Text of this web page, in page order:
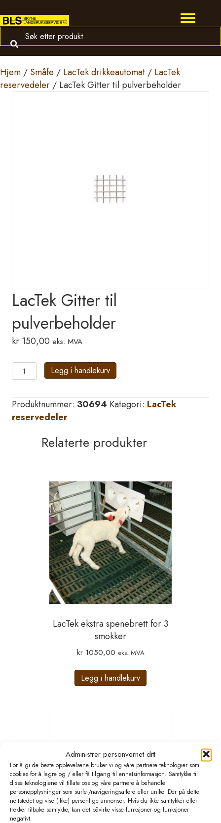
Administrer personvernet ditt
For å gi de beste opplevelsene bruker vi og våre partnere teknologier som
cookies for å lagre og / eller få tilgang til enhetsinformasjon. Samtykke til
disse teknologiene vil tillate oss og våre partnere å behandle
personopplysninger som surfe-/navigeringsatferd eller unike IDer på dette
nettstedet og vise (ikke) personlige annonser. Hvis du ikke samtykker eller
trekker tilbake samtykke, kan det påvirke visse funksjoner og funksjoner
negativt.
Hjem / Småfe / LacTek drikkeautomat / LacTek
reservedeler / LacTek Gitter til pulverbeholder
LacTek Gitter til
pulverbeholder
kr 150,00 eks. MVA
LacTek
Gitter
pulverbeholder
antall
Legg i handlekurv
Produktnummer: 30694 Kategori: LacTek
reservedeler
Relaterte produkter
LacTek ekstra spenebrett for 3
smokker
kr1050,00 eks. MVA
Legg i handlekurv